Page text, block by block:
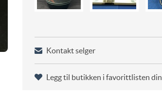
Kontakt selger
Legg til butikken i favorittlisten din